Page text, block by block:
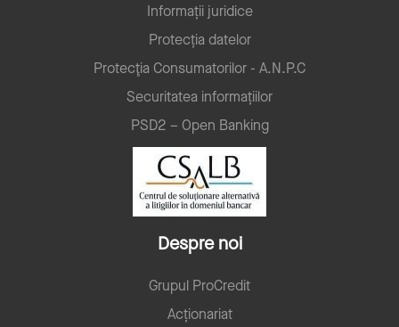
Informații juridice
Protecția datelor
Protecţia Consumatorilor - A.N.P.C
Securitatea informațiilor
PSD2 – Open Banking
Despre noi
Grupul ProCredit
Acționariat